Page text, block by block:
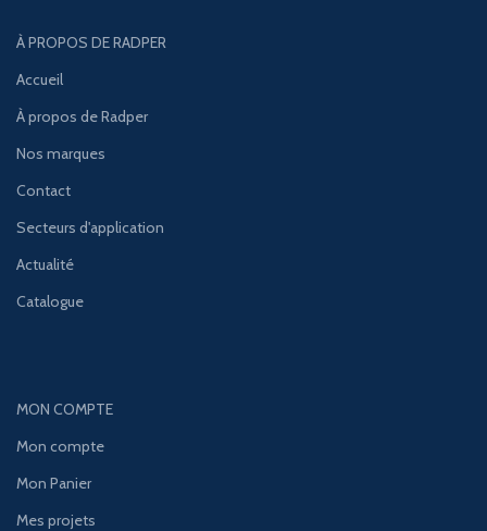
À PROPOS DE RADPER
Accueil
À propos de Radper
Nos marques
Contact
Secteurs d'application
Actualité
Catalogue
MON COMPTE
Mon compte
Mon Panier
Mes projets